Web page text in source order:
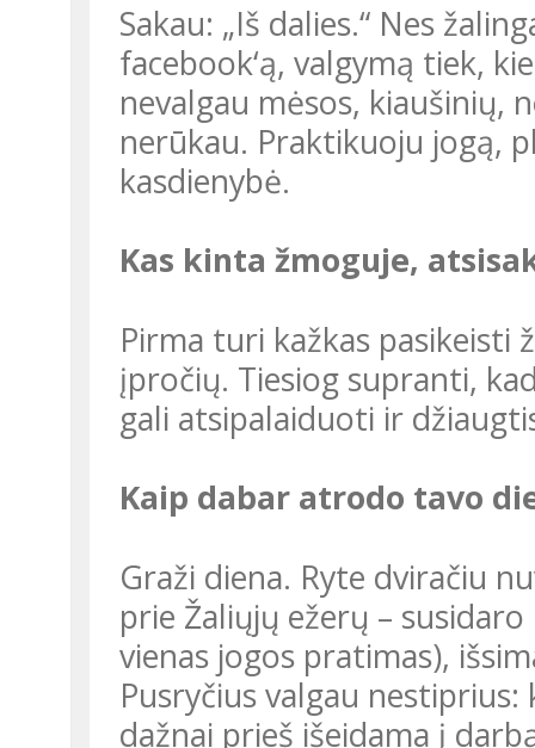
Sakau: „Iš dalies.“ Nes žalingais įpročiais laikau ir cukrų,
facebook‘ą, valgymą tiek,
nevalgau mėsos, kiaušinių,
nerūkau. Praktikuoju jogą,
kasdienybė.
Kas kinta žmoguje,
Pirma turi kažkas pasikeisti žmogaus galvoje, kad jis atsisakytų tų
įpročių. Tiesiog supranti,
gali atsipalaiduoti ir
Kaip dabar atrodo tavo
Graži diena. Ryte dviračiu nuvažiuoju prie ežero. Iš Baltupių minu
prie Žaliųjų ežerų –
vienas jogos pratimas),
Pusryčius valgau
dažnai prieš išeidama į